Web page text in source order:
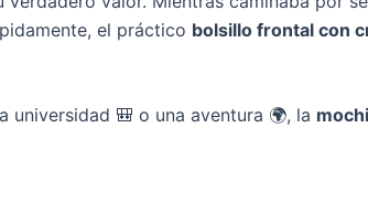
el práctico bolsillo frontal con
🎒 o una aventura 🌍, la